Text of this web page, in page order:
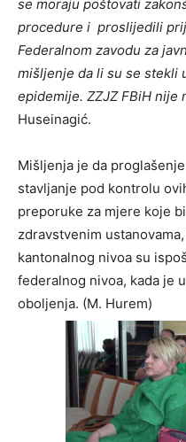
se moraju poštovati
procedure i proslijedili
Federalnom zavodu za
mišljenje da li su se stekli
epidemije. ZZJZ FBiH nije
Huseinagić.
Mišljenja je da
stavljanje pod kontrolu
preporuke za mjere koje
zdravstvenim
kantonalnog nivoa su
federalnog nivoa, kada je
oboljenja. (M. Hurem)